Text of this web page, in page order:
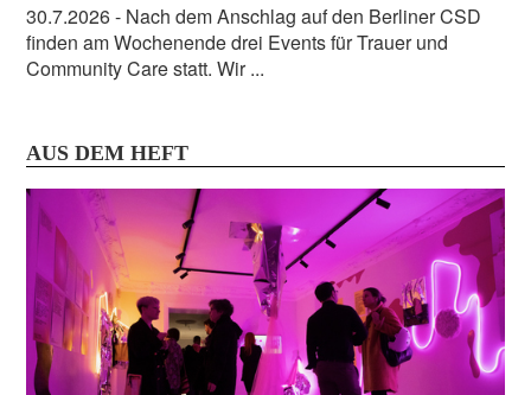
30.7.2026- Nach dem Anschlag auf den Berliner CSD
finden am Wochenende drei Events für Trauer und
Community Care statt. Wir ...
AUS DEM HEFT